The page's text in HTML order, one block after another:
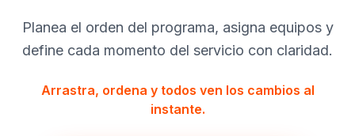
Planea el orden del programa, asigna equipos y
define cada momento del servicio con claridad.
Arrastra, ordena y todos ven los cambios al
instante.